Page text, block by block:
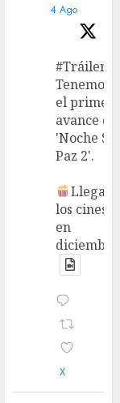
4 Ago
#Tráiler
Tenemos
el primer
avance de
'Noche
Paz 2'.
Llega a
los cines
en
X